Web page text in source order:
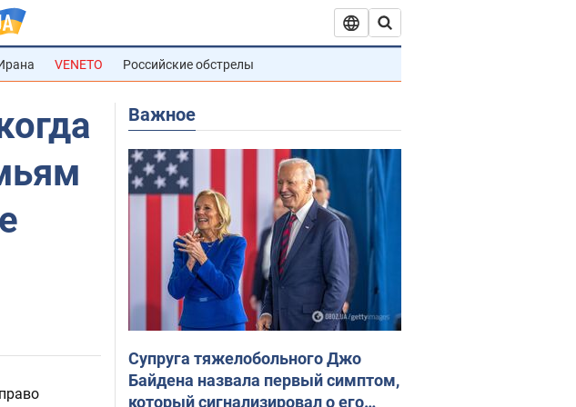
VENETO Российские обстрелы
Важное
Супруга тяжелобольного Джо
Байдена назвала первый симптом,
который сигнализировал о его